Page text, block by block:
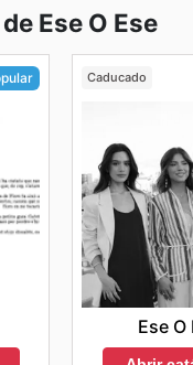
Ese O Ese
Caducado
Ese O